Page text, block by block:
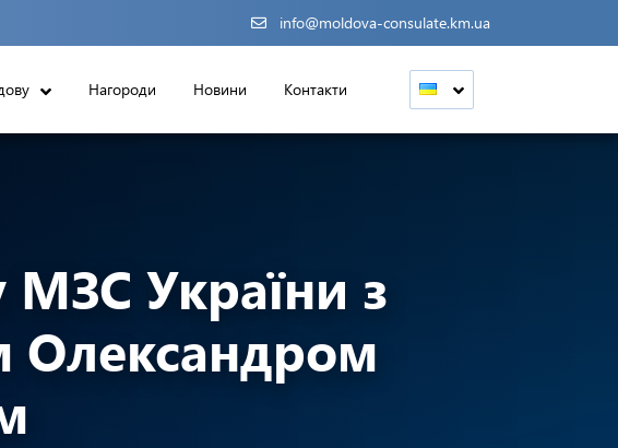
info@moldova-consulate.km.ua
Нагороди Новини Контакти
МЗС України з
Олександром